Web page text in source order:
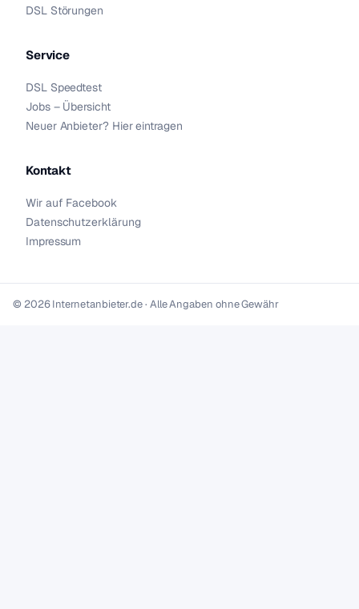
DSL Störungen
Service
DSL Speedtest
Jobs – Übersicht
Neuer Anbieter? Hier eintragen
Kontakt
Wir auf Facebook
Datenschutzerklärung
Impressum
© 2026 Internetanbieter.de · Alle Angaben ohne Gewähr